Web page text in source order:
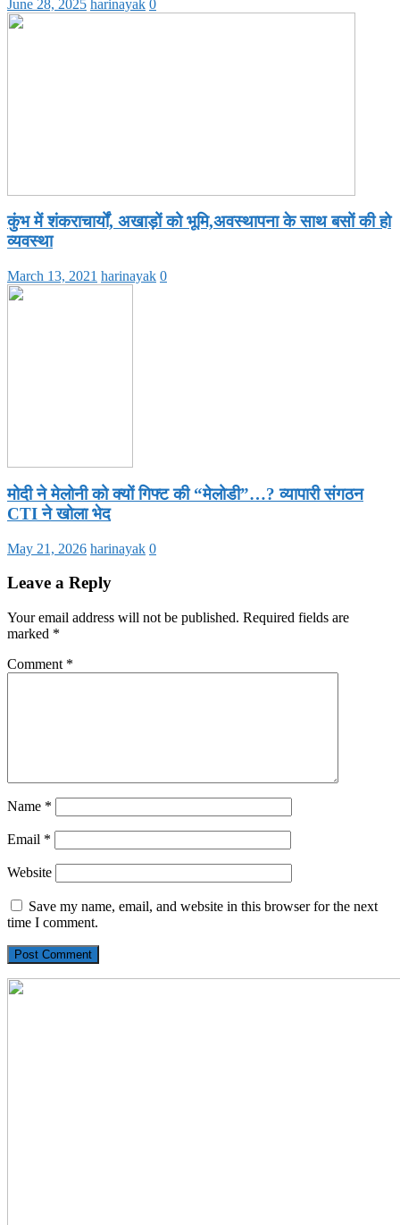
June 28, 2025 harinayak 0
कुंभ में शंकराचार्यों, अखाड़ों को भूमि,अवस्थापना के साथ बसों की हो
व्यवस्था
March 13, 2021 harinayak 0
मोदी ने मेलोनी को क्यों गिफ्ट की “मेलोडी”…? व्यापारी संगठन
CTI ने खोला भेद
May 21, 2026 harinayak 0
Leave a Reply
Your email address will not be published. Required fields are
marked *
Comment *
Name *
Email *
Website
Save my name, email, and website in this browser for the next
time I comment.